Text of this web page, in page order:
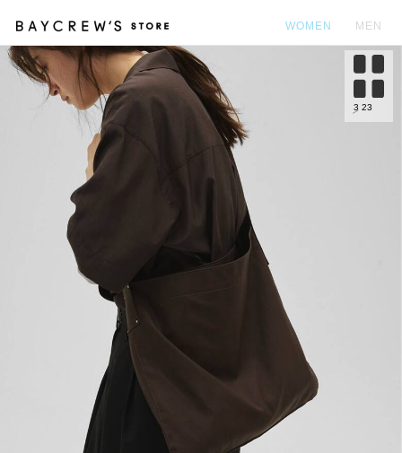
WOMEN MEN
3 23